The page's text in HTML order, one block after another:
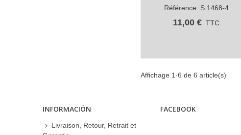
Référence: S.1468-4
11,00 € TTC
Affichage 1-6 de 6 article(s)
INFORMACIÓN
Livraison, Retour, Retrait et
FACEBOOK